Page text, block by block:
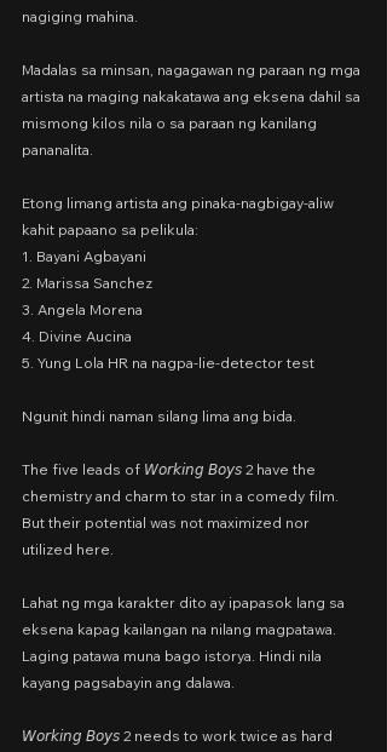
nagiging mahina.
Madalas sa minsan, nagagawan ng paraan ng mga
artista na maging nakakatawa ang eksena dahil sa
mismong kilos nila o sa paraan ng kanilang
pananalita.
Etong limang artista ang pinaka-nagbigay-aliw
kahit papaano sa pelikula:
1. Bayani Agbayani
2. Marissa Sanchez
3. Angela Morena
4. Divine Aucina
5. Yung Lola HR na nagpa-lie-detector test
Ngunit hindi naman silang lima ang bida.
The five leads of 𝘞𝘰𝘳𝘬𝘪𝘯𝘨 𝘉𝘰𝘺𝘴 2 have the
chemistry and charm to star in a comedy film.
But their potential was not maximized nor
utilized here.
Lahat ng mga karakter dito ay ipapasok lang sa
eksena kapag kailangan na nilang magpatawa.
Laging patawa muna bago istorya. Hindi nila
kayang pagsabayin ang dalawa.
𝘞𝘰𝘳𝘬𝘪𝘯𝘨 𝘉𝘰𝘺𝘴 2 needs to work twice as hard